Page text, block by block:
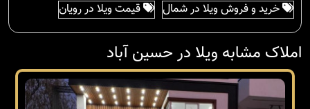
خرید و فروش ویلا در شمال
قیمت ویلا در رویان
املاک مشابه ویلا در حسین آباد